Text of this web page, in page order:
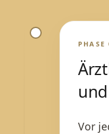
PHASE
Vor